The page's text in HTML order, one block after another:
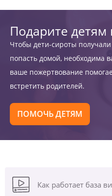
Подарите детям
Чтобы дети-сироты
попасть домой, необходима
ваше пожертвование
встретить родителей.
ПОМОЧЬ ДЕТЯМ
Как работает база